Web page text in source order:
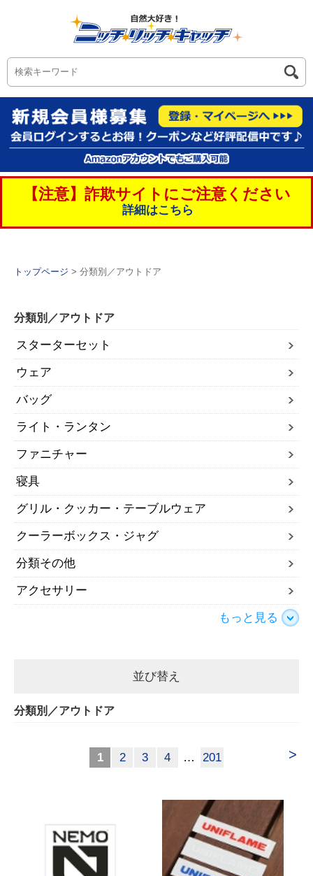
【注意】詐欺サイトにご注意ください
詳細はこちら
トップページ > 分類別／アウトドア
分類別／アウトドア
スターターセット
ウェア
バッグ
ライト・ランタン
ファニチャー
寝具
グリル・クッカー・テーブルウェア
クーラーボックス・ジャグ
分類その他
アクセサリー
もっと見る
並び替え
分類別／アウトドア
>
1 2 3 4 … 201